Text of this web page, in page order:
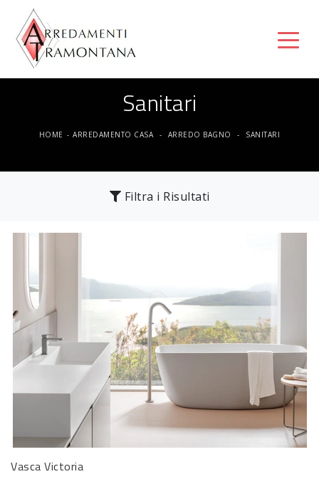
Sanitari
HOME - ARREDAMENTO CASA - ARREDO BAGNO - SANITARI
Filtra i Risultati
Vasca Victoria